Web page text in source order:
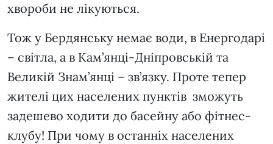
хвороби не лікуються.
Тож у Бердянську немає води, в Енергодарі
– світла, а в Кам’янці-Дніпровській та
Великій Знам’янці – зв’язку. Проте тепер
жителі цих населених пунктів зможуть
задешево ходити до басейну або фітнес-
клубу! При чому в останніх населених